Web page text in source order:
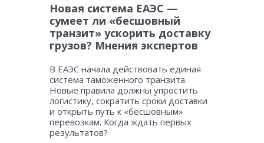
Новая система ЕАЭС —
сумеет ли «бесшовный
транзит» ускорить доставку
грузов? Мнения экспертов
В ЕАЭС начала действовать единая
система таможенного транзита.
Новые правила должны упростить
логистику, сократить сроки доставки
и открыть путь к «бесшовным»
перевозкам. Когда ждать первых
результатов?